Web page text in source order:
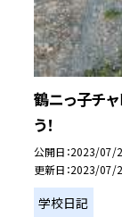
鶴ニっ子チ
う！
公開日 2023/07/
更新日 2023/07/
学校日記